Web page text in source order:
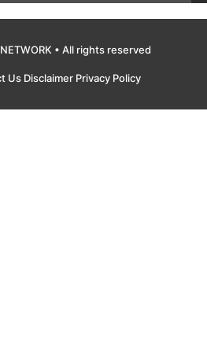
• All rights reserved
Us Disclaimer Privacy Policy